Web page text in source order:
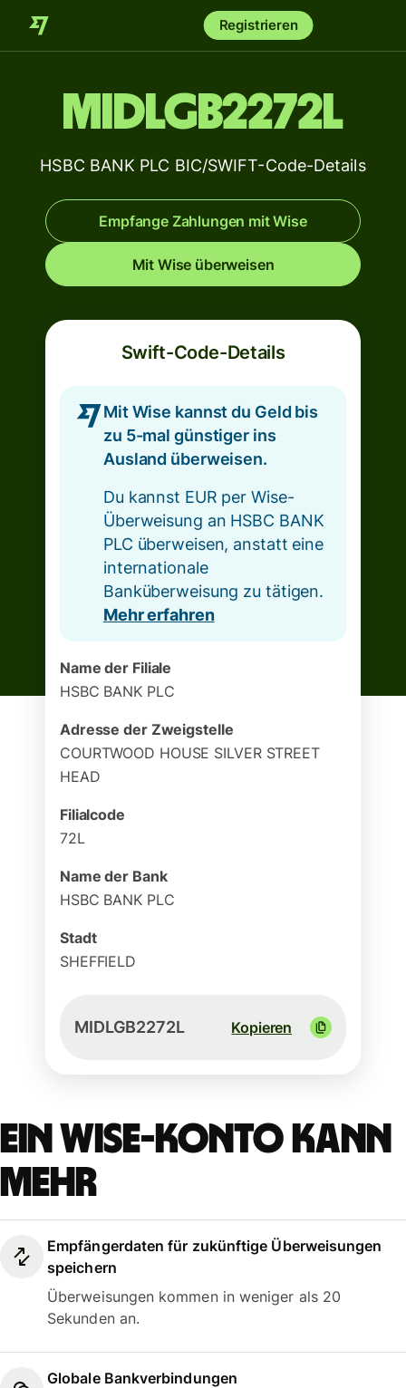
Registrieren
MIDLGB2272L
HSBC BANK PLC BIC/SWIFT-Code-Details
Empfange Zahlungen mit Wise
Mit Wise überweisen
Swift-Code-Details
Mit Wise kannst du Geld bis
zu 5-mal günstiger ins
Ausland überweisen.
Du kannst EUR per Wise-
Überweisung an HSBC BANK
PLC überweisen, anstatt eine
internationale
Banküberweisung zu tätigen.
Mehr erfahren
Name der Filiale
HSBC BANK PLC
Adresse der Zweigstelle
COURTWOOD HOUSE SILVER STREET
HEAD
Filialcode
72L
Name der Bank
HSBC BANK PLC
Stadt
SHEFFIELD
MIDLGB2272L Kopieren
Ein Wise-Konto kann
mehr
Empfängerdaten für zukünftige Überweisungen
speichern
Überweisungen kommen in weniger als 20
Sekunden an.
Globale Bankverbindungen